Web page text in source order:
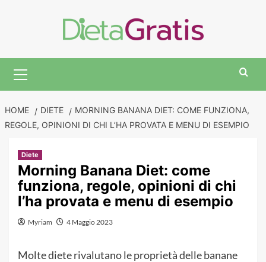
Menu
HOME DIETE
MORNING BANANA DIET: COME FUNZIONA,
REGOLE, OPINIONI DI CHI L’HA PROVATA E MENU DI ESEMPIO
Diete
Morning Banana Diet: come
funziona, regole, opinioni di chi
l’ha provata e menu di esempio
Myriam 4 Maggio 2023
Molte diete rivalutano le proprietà delle banane